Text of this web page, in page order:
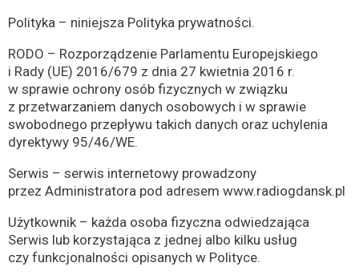
Polityka – niniejsza Polityka prywatności.
RODO – Rozporządzenie Parlamentu Europejskiego
i Rady (UE) 2016/679 z dnia 27 kwietnia 2016 r.
w sprawie ochrony osób fizycznych w związku
z przetwarzaniem danych osobowych i w sprawie
swobodnego przepływu takich danych oraz uchylenia
dyrektywy 95/46/WE.
Serwis – serwis internetowy prowadzony
przez Administratora pod adresem www.radiogdansk.pl
Użytkownik – każda osoba fizyczna odwiedzająca
Serwis lub korzystająca z jednej albo kilku usług
czy funkcjonalności opisanych w Polityce.